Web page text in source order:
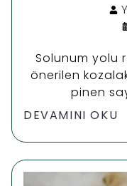
Solunum yolu
önerilen
pinen
yolu
ürünü
DEVAMINI OKU